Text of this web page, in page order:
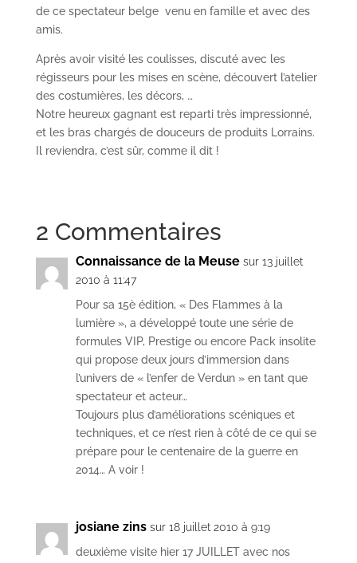
de ce spectateur belge venu en famille et avec des
amis.
Après avoir visité les coulisses, discuté avec les
régisseurs pour les mises en scène, découvert l’atelier
des costumières, les décors, …
Notre heureux gagnant est reparti très impressionné,
et les bras chargés de douceurs de produits Lorrains.
Il reviendra, c’est sûr, comme il dit !
2 Commentaires
Connaissance de la Meuse sur 13 juillet
2010 à 11:47
Pour sa 15è édition, « Des Flammes à la
lumière », a développé toute une série de
formules VIP, Prestige ou encore Pack insolite
qui propose deux jours d’immersion dans
l’univers de « l’enfer de Verdun » en tant que
spectateur et acteur…
Toujours plus d’améliorations scéniques et
techniques, et ce n’est rien à côté de ce qui se
prépare pour le centenaire de la guerre en
2014… A voir !
josiane zins sur 18 juillet 2010 à 9:19
deuxième visite hier 17 JUILLET avec nos